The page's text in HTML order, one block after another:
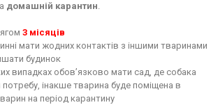
домашній карантин.
3 місяців
мати жодних контактів з іншими тваринами
будинок
випадках обов’язково мати сад, де собака
інакше тварина буде поміщена в
на період карантину